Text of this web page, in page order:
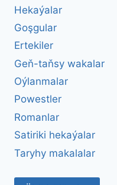
Hekaýalar
Goşgular
Ertekiler
Geň-taňsy wakalar
Oýlanmalar
Powestler
Romanlar
Satiriki hekaýalar
Taryhy makalalar